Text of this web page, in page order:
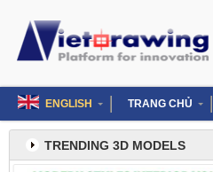
content
ENGLISH TRANG CHỦ
TRENDING 3D MODELS